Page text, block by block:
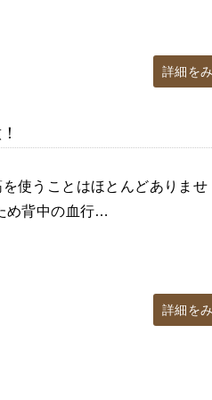
詳細を
使うことはほとんどありませ
め背中の血行…
詳細を